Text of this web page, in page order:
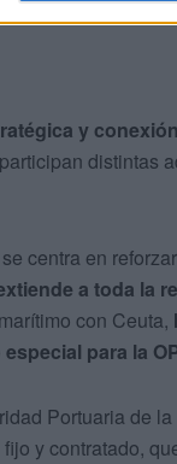
y
distintas
centra en
a toda la
con Ceuta,
para la
Portuaria de
y contratado,